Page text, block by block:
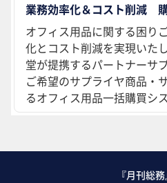
業務効率化＆コスト削減
オフィス用品に関する困り
化とコスト削減を実現いた
堂が提携するパートナーサ
ご希望のサプライヤ商品・
るオフィス用品一括購買シ
『月刊総